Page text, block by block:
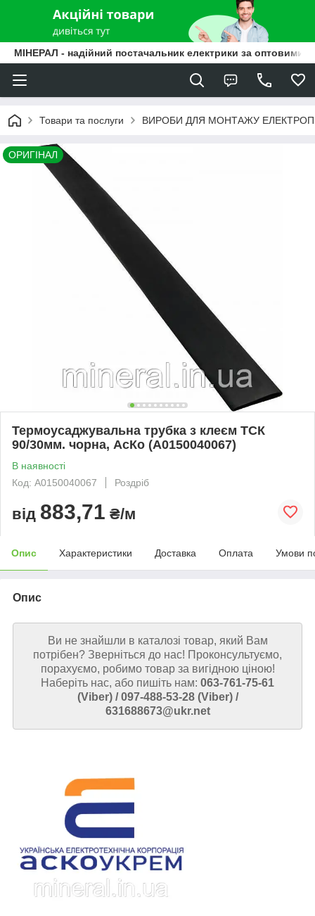
МІНЕРАЛ - надійний постачальник електрики за оптовими
Товари та послуги ВИРОБИ ДЛЯ МОНТАЖУ
ОРИГІНАЛ
Термоусаджувальна трубка з клеєм ТСК
90/30мм. чорна, АсКо (A0150040067)
В наявності
Код: A0150040067
Роздріб
від 883,71 ₴/м
Опис Характеристики Доставка Оплата Умови
Опис
Ви не знайшли в каталозі товар, який Вам
потрібен? Зверніться до нас! Проконсультуємо,
порахуємо, робимо товар за вигідною ціною!
Наберіть нас, або пишіть нам: 063-761-75-61
(Viber) / 097-488-53-28 (Viber) /
631688673@ukr.net